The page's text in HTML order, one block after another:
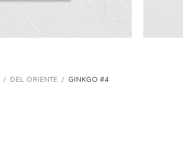
/ DEL ORIENTE / GINKGO #4